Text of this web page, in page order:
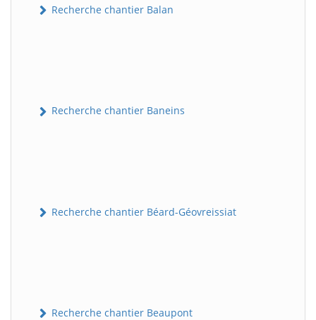
Recherche chantier Balan
Recherche chantier Baneins
Recherche chantier Béard-Géovreissiat
Recherche chantier Beaupont